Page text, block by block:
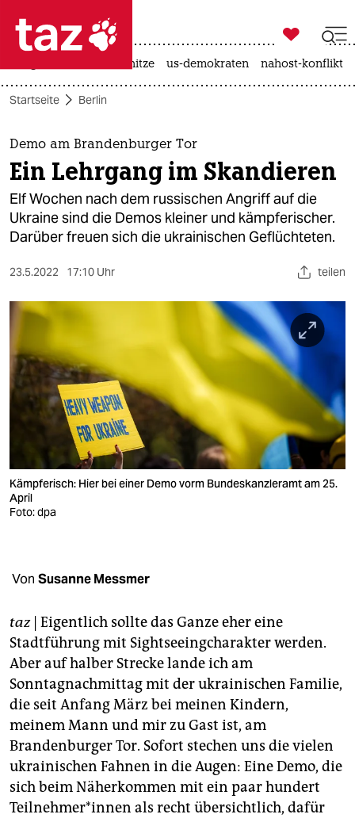

themen
politik
öko
sport
berlin
nord
wahrheit
verlag
verlag
fragen & hilfe
unterstützen
abo
genossenschaft
epaper login

taz zahl ich
hitze us-demokraten nahost-konflikt
Startseite Berlin
Demo am Brandenburger Tor
Ein Lehrgang im Skandieren
Elf Wochen nach dem russischen Angriff auf die
Ukraine sind die Demos kleiner und kämpferischer.
Darüber freuen sich die ukrainischen Geflüchteten.
23.5.2022 17:10 Uhr teilen
Kämpferisch: Hier bei einer Demo vorm Bundeskanzleramt am 25.
April
Foto: dpa
Von Susanne Messmer
taz| Eigentlich sollte das Ganze eher eine
Stadtführung mit Sightseeingcharakter werden.
Aber auf halber Strecke lande ich am
Sonntagnachmittag mit der ukrainischen Familie,
die seit Anfang März bei meinen Kindern,
meinem Mann und mir zu Gast ist, am
Brandenburger Tor. Sofort stechen uns die vielen
ukrainischen Fahnen in die Augen: Eine Demo, die
sich beim Näherkommen mit ein paar hundert
Teil­neh­me­r*in­nen als recht übersichtlich, dafür